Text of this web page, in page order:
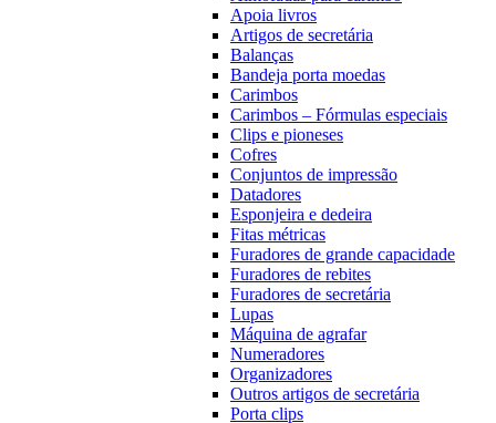
Apoia livros
Artigos de secretária
Balanças
Bandeja porta moedas
Carimbos
Carimbos – Fórmulas especiais
Clips e pioneses
Cofres
Conjuntos de impressão
Datadores
Esponjeira e dedeira
Fitas métricas
Furadores de grande capacidade
Furadores de rebites
Furadores de secretária
Lupas
Máquina de agrafar
Numeradores
Organizadores
Outros artigos de secretária
Porta clips